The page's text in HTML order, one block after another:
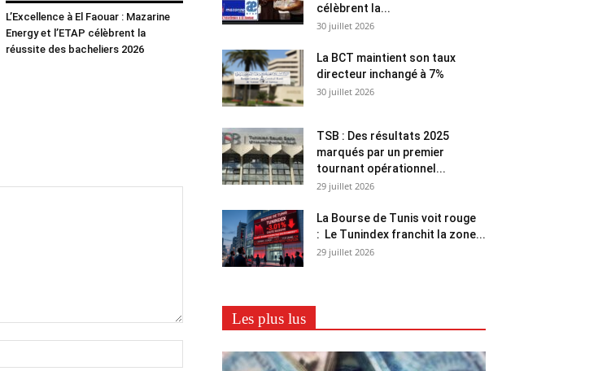
L’Excellence à El Faouar : Mazarine
Energy et l’ETAP célèbrent la
réussite des bacheliers 2026
célèbrent la...
30 juillet 2026
La BCT maintient son taux
directeur inchangé à 7%
30 juillet 2026
TSB : Des résultats 2025
marqués par un premier
tournant opérationnel...
29 juillet 2026
La Bourse de Tunis voit rouge
: Le Tunindex franchit la zone...
29 juillet 2026
Les plus lus